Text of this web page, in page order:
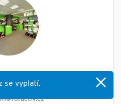
734 443 793
se vyplatí.